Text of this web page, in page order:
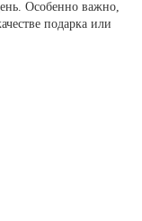
Особенно важно,
подарка или